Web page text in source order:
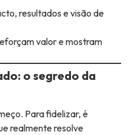
resultados e visão de
valor e mostram
o segredo da
Para fidelizar, é
realmente resolve